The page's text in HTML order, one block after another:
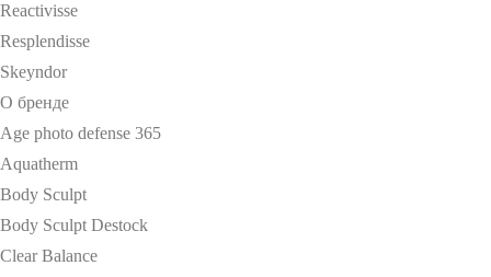
Reactivisse
Resplendisse
Skeyndor
О бренде
Age photo defense 365
Aquatherm
Body Sculpt
Body Sculpt Destock
Clear Balance